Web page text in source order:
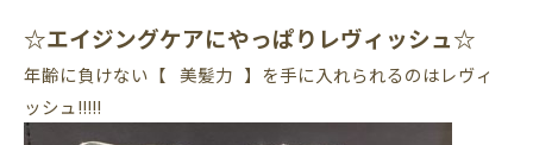
☆エイジングケアにやっぱりレヴィッシュ☆
年齢に負けない【⠀美髪力 】を手に入れられるのはレヴィ
ッシュ!!!!!